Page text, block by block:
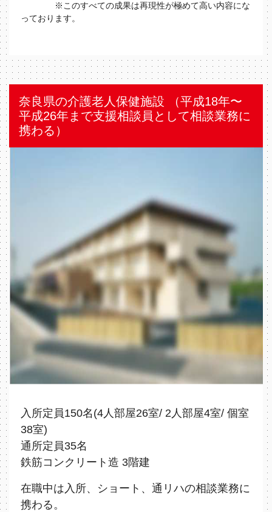
※このすべての成果は再現性が極めて高い内容にな
っております。
奈良県の介護老人保健施設 （平成18年〜
平成26年まで支援相談員として相談業務に
携わる）
入所定員150名(4人部屋26室/ 2人部屋4室/ 個室
38室)
通所定員35名
鉄筋コンクリート造 3階建
在職中は入所、ショート、通リハの相談業務に
携わる。